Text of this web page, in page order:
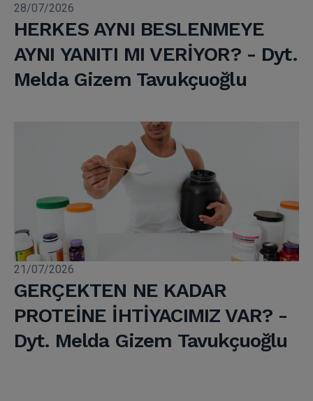
28/07/2026
HERKES AYNI BESLENMEYE
AYNI YANITI MI VERİYOR? - Dyt.
Melda Gizem Tavukçuoğlu
21/07/2026
GERÇEKTEN NE KADAR
PROTEİNE İHTİYACIMIZ VAR? -
Dyt. Melda Gizem Tavukçuoğlu